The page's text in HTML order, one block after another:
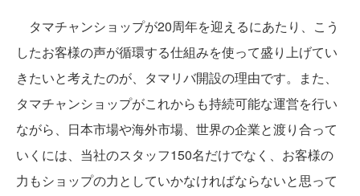
タマチャンショップが20周年を迎えるにあたり、こう
したお客様の声が循環する仕組みを使って盛り上げてい
きたいと考えたのが、タマリバ開設の理由です。また、
タマチャンショップがこれからも持続可能な運営を行い
ながら、日本市場や海外市場、世界の企業と渡り合って
いくには、当社のスタッフ150名だけでなく、お客様の
力もショップの力としていかなければならないと思って